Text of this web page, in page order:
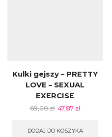
Kulki gejszy – PRETTY
LOVE – SEXUAL
EXERCISE
69,00zł 47,87 zł
DODAJ DO KOSZYKA